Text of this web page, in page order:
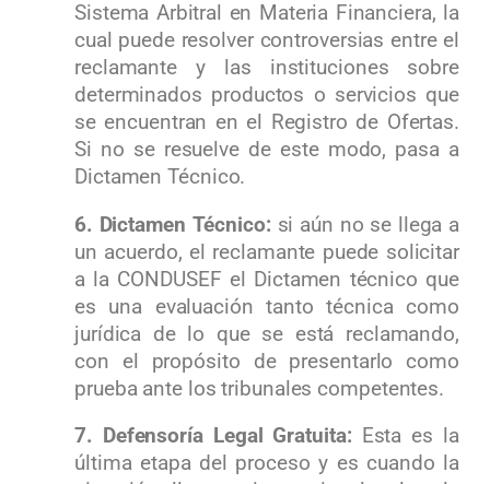
Sistema Arbitral en Materia Financiera, la
cual puede resolver controversias entre el
reclamante y las instituciones sobre
determinados productos o servicios que
se encuentran en el Registro de Ofertas.
Si no se resuelve de este modo, pasa a
Dictamen Técnico.
6. Dictamen Técnico: si aún no se llega a
un acuerdo, el reclamante puede solicitar
a la CONDUSEF el Dictamen técnico que
es una evaluación tanto técnica como
jurídica de lo que se está reclamando,
con el propósito de presentarlo como
prueba ante los tribunales competentes.
7. Defensoría Legal Gratuita: Esta es la
última etapa del proceso y es cuando
la